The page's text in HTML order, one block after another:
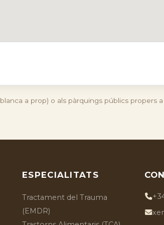
a prop) o als pàrquings públics propers
ESPECIALITATS
Tractament del Trauma
(EMDR)